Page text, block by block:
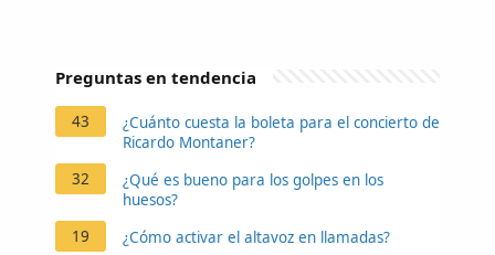
Preguntas en tendencia
43
¿Cuánto cuesta la boleta para el concierto de
Ricardo Montaner?
32
¿Qué es bueno para los golpes en los
huesos?
19
¿Cómo activar el altavoz en llamadas?